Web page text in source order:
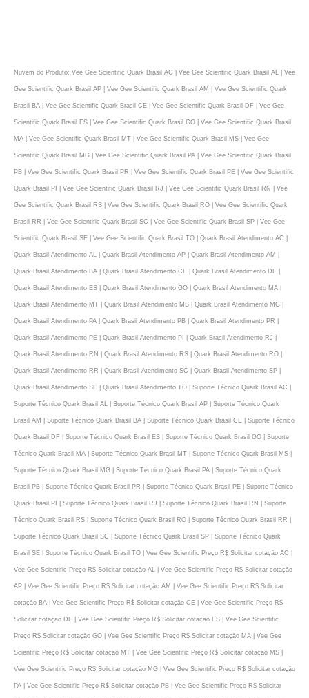
Nuvem do Produto: Vee Gee Scientific Quark Brasil AC | Vee Gee Scientific Quark Brasil AL | Vee
Gee Scientific Quark Brasil AP | Vee Gee Scientific Quark Brasil AM | Vee Gee Scientific Quark
Brasil BA | Vee Gee Scientific Quark Brasil CE | Vee Gee Scientific Quark Brasil DF | Vee Gee
Scientific Quark Brasil ES | Vee Gee Scientific Quark Brasil GO | Vee Gee Scientific Quark Brasil
MA | Vee Gee Scientific Quark Brasil MT | Vee Gee Scientific Quark Brasil MS | Vee Gee
Scientific Quark Brasil MG | Vee Gee Scientific Quark Brasil PA | Vee Gee Scientific Quark Brasil
PB | Vee Gee Scientific Quark Brasil PR | Vee Gee Scientific Quark Brasil PE | Vee Gee Scientific
Quark Brasil PI | Vee Gee Scientific Quark Brasil RJ | Vee Gee Scientific Quark Brasil RN | Vee
Gee Scientific Quark Brasil RS | Vee Gee Scientific Quark Brasil RO | Vee Gee Scientific Quark
Brasil RR | Vee Gee Scientific Quark Brasil SC | Vee Gee Scientific Quark Brasil SP | Vee Gee
Scientific Quark Brasil SE | Vee Gee Scientific Quark Brasil TO | Quark Brasil Atendimento AC |
Quark Brasil Atendimento AL | Quark Brasil Atendimento AP | Quark Brasil Atendimento AM |
Quark Brasil Atendimento BA | Quark Brasil Atendimento CE | Quark Brasil Atendimento DF |
Quark Brasil Atendimento ES | Quark Brasil Atendimento GO | Quark Brasil Atendimento MA |
Quark Brasil Atendimento MT | Quark Brasil Atendimento MS | Quark Brasil Atendimento MG |
Quark Brasil Atendimento PA | Quark Brasil Atendimento PB | Quark Brasil Atendimento PR |
Quark Brasil Atendimento PE | Quark Brasil Atendimento PI | Quark Brasil Atendimento RJ |
Quark Brasil Atendimento RN | Quark Brasil Atendimento RS | Quark Brasil Atendimento RO |
Quark Brasil Atendimento RR | Quark Brasil Atendimento SC | Quark Brasil Atendimento SP |
Quark Brasil Atendimento SE | Quark Brasil Atendimento TO | Suporte Técnico Quark Brasil AC |
Suporte Técnico Quark Brasil AL | Suporte Técnico Quark Brasil AP | Suporte Técnico Quark
Brasil AM | Suporte Técnico Quark Brasil BA | Suporte Técnico Quark Brasil CE | Suporte Técnico
Quark Brasil DF | Suporte Técnico Quark Brasil ES | Suporte Técnico Quark Brasil GO | Suporte
Técnico Quark Brasil MA | Suporte Técnico Quark Brasil MT | Suporte Técnico Quark Brasil MS |
Suporte Técnico Quark Brasil MG | Suporte Técnico Quark Brasil PA | Suporte Técnico Quark
Brasil PB | Suporte Técnico Quark Brasil PR | Suporte Técnico Quark Brasil PE | Suporte Técnico
Quark Brasil PI | Suporte Técnico Quark Brasil RJ | Suporte Técnico Quark Brasil RN | Suporte
Técnico Quark Brasil RS | Suporte Técnico Quark Brasil RO | Suporte Técnico Quark Brasil RR |
Suporte Técnico Quark Brasil SC | Suporte Técnico Quark Brasil SP | Suporte Técnico Quark
Brasil SE | Suporte Técnico Quark Brasil TO | Vee Gee Scientific Preço R$ Solicitar cotaçāo AC |
Vee Gee Scientific Preço R$ Solicitar cotaçāo AL | Vee Gee Scientific Preço R$ Solicitar cotaçāo
AP | Vee Gee Scientific Preço R$ Solicitar cotaçāo AM | Vee Gee Scientific Preço R$ Solicitar
cotaçāo BA | Vee Gee Scientific Preço R$ Solicitar cotaçāo CE | Vee Gee Scientific Preço R$
Solicitar cotaçāo DF | Vee Gee Scientific Preço R$ Solicitar cotaçāo ES | Vee Gee Scientific
Preço R$ Solicitar cotaçāo GO | Vee Gee Scientific Preço R$ Solicitar cotaçāo MA | Vee Gee
Scientific Preço R$ Solicitar cotaçāo MT | Vee Gee Scientific Preço R$ Solicitar cotaçāo MS |
Vee Gee Scientific Preço R$ Solicitar cotaçāo MG | Vee Gee Scientific Preço R$ Solicitar cotaçāo
PA | Vee Gee Scientific Preço R$ Solicitar cotaçāo PB | Vee Gee Scientific Preço R$ Solicitar